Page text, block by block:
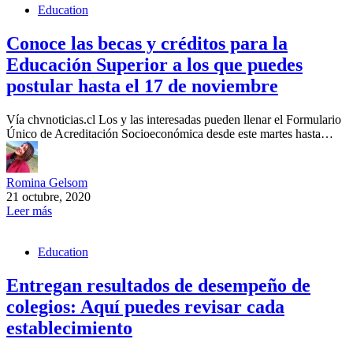
Education
Conoce las becas y créditos para la
Educación Superior a los que puedes
postular hasta el 17 de noviembre
Vía chvnoticias.cl Los y las interesadas pueden llenar el Formulario
Único de Acreditación Socioeconómica desde este martes hasta…
Romina Gelsom
21 octubre, 2020
Leer más
Education
Entregan resultados de desempeño de
colegios: Aquí puedes revisar cada
establecimiento